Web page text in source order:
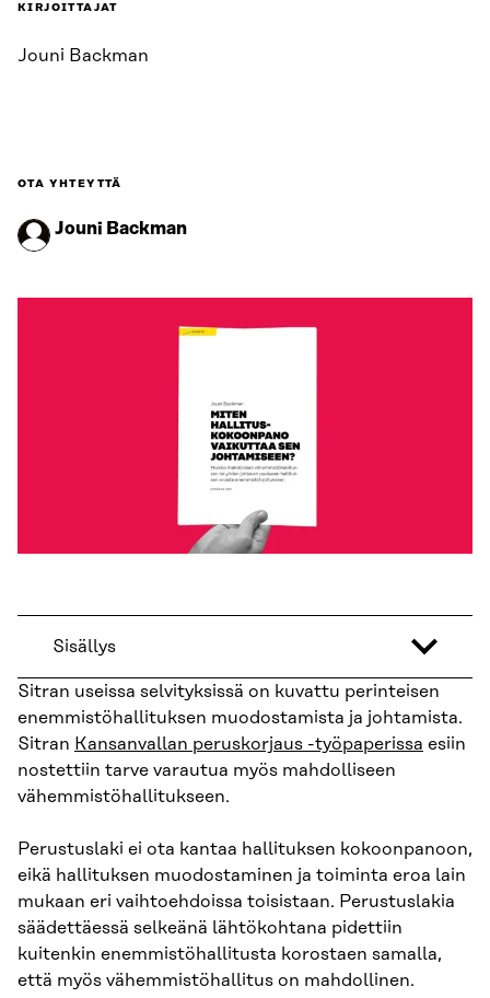
KIRJOITTAJAT
Jouni Backman
OTA YHTEYTTÄ
Jouni Backman
Sisällys
Sitran useissa selvityksissä on kuvattu perinteisen
enemmistöhallituksen muodostamista ja johtamista.
Sitran Kansanvallan peruskorjaus -työpape­rissa esiin
nostettiin tarve varautua myös mahdolliseen
vähemmistöhallituk­seen.
Perustuslaki ei ota kantaa hallituksen kokoonpanoon,
eikä hallituksen muodostaminen ja toiminta eroa lain
mukaan eri vaihtoehdoissa toisistaan. Perustuslakia
säädettäessä selkeänä lähtökohtana pidettiin
kuitenkin enem­mistöhallitusta korostaen samalla,
että myös vähemmistöhallitus on mahdol­linen.